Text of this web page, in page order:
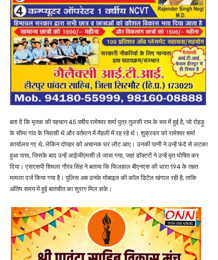
बता दें कि मृतक की पहचान 45 वर्षीय रामेश्वर शर्मा पुत्र तुलसी राम के रूप में हुई है, जो रोहड़ू
के सीमा गांव के निवासी थे और वर्तमान में मैहली में रह रहे थे। शुक्रवार को रामेश्वर शर्मा
कार्यालय गए थे, लेकिन दोपहर को अचानक घर लौट आए। उनकी पत्नी ने उन्हें फंदे से लटका
हुआ पाया, जिसके बाद उन्हें आईजीएमसी ले जाया गया, जहां डॉक्टरों ने उन्हें मृत घोषित कर
दिया। एसएसपी शिमला गौरव सिंह ने बताया कि फिलहाल बीएनएस की धारा 194 के तहत
मामला दर्ज किया गया है। पुलिस अब उनके मोबाइल की कॉल डिटेल खंगाल रही है, ताकि
अंतिम समय में हुई बातचीत का सुराग मिल सके।